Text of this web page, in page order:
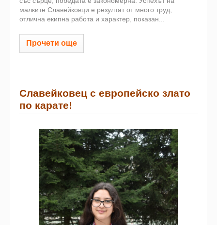
малките Славейковци е резултат от много труд,
отлична екипна работа и характер, показан...
Прочети още
Славейковец с европейско злато
по карате!